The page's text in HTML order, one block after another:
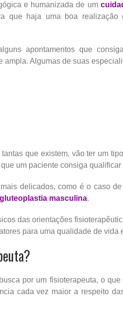
e humanizada de um
que haja uma boa realização
apontamentos que
ampla. Algumas de suas
que existem, vão ter um
um paciente consiga
delicados, como é o caso
gluteoplastia masculina.
das orientações
para uma qualidade de vida
por um fisioterapeuta, o
cada vez maior a respeito